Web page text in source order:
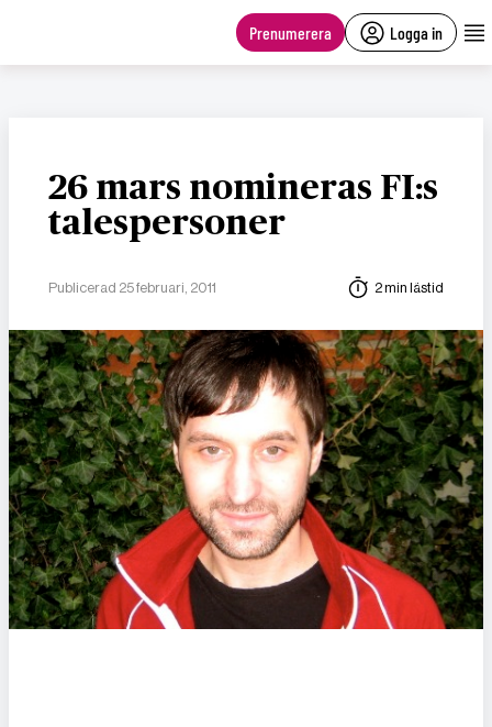
Prenumerera Logga in
26 mars nomineras FI:s
talespersoner
Publicerad 25 februari, 2011 2 min lästid